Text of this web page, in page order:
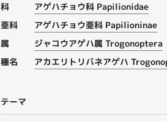
科
アゲハチョウ科 Papilionidae
亜科
アゲハチョウ亜科 Papilioninae
属
ジャコウアゲハ属 Trogonoptera
種名
アカエリトリバネアゲハ
テーマ